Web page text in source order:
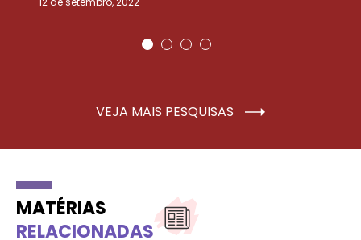
VEJA MAIS PESQUISAS
MATÉRIAS
RELACIONADAS